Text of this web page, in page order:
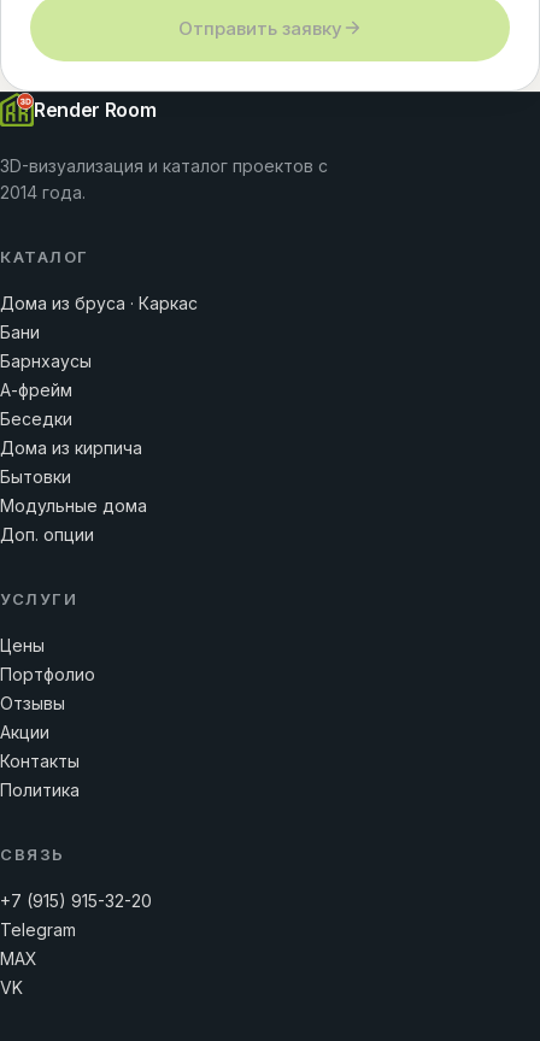
Отправить заявку
Render Room
3D-визуализация и каталог проектов с
2014 года.
КАТАЛОГ
Дома из бруса · Каркас
Бани
Барнхаусы
А-фрейм
Беседки
Дома из кирпича
Бытовки
Модульные дома
Доп. опции
УСЛУГИ
Цены
Портфолио
Отзывы
Акции
Контакты
Политика
СВЯЗЬ
+7 (915) 915-32-20
Telegram
MAX
VK